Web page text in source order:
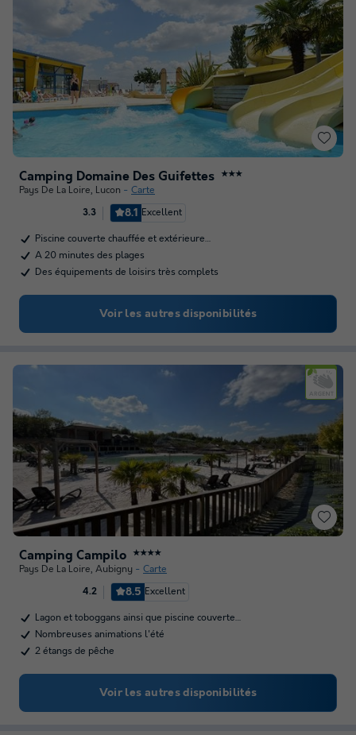
Camping Domaine Des Guifettes ★★★
Pays De La Loire, Lucon Carte
3.3 8.1 Excellent
Piscine couverte chauffée et extérieure…
A 20 minutes des plages
Des équipements de loisirs très complets
Voir les autres disponibilités
Camping Campilo ★★★★
Pays De La Loire, Aubigny Carte
4.2 8.5 Excellent
Lagon et toboggans ainsi que piscine couverte…
Nombreuses animations l'été
2 étangs de pêche
Voir les autres disponibilités